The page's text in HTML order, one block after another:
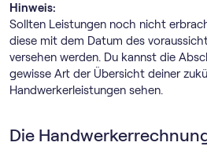
Hinweis:
Sollten Leistungen noch nicht
diese mit dem Datum des
versehen werden. Du kannst die
gewisse Art der Übersicht deiner
Handwerkerleistungen sehen.
Die